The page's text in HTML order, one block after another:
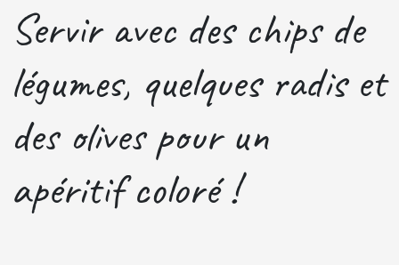
Servir avec des chips de
légumes, quelques radis et
des olives pour un
apéritif coloré !